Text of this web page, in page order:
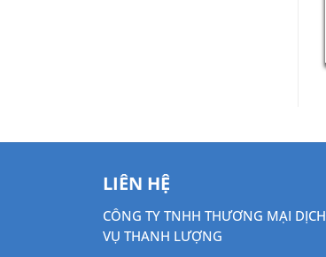
LIÊN HỆ
CÔNG TY TNHH THƯƠNG MẠI DỊCH
VỤ THANH LƯỢNG